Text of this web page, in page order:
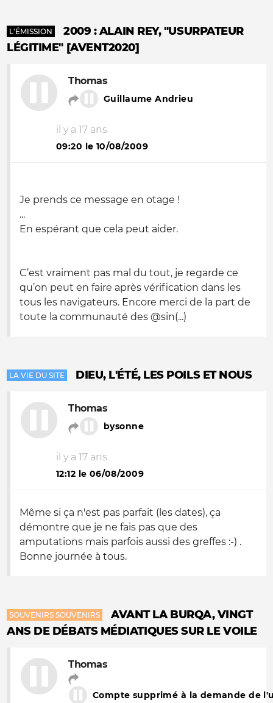
L'ÉMISSION
2009 : ALAIN REY, "USURPATEUR
LÉGITIME" [AVENT2020]
Thomas
Guillaume Andrieu
il y a 17 ans
09:20 le 10/08/2009
Je prends ce message en otage !
...
En espérant que cela peut aider.
C’est vraiment pas mal du tout, je regarde ce
qu’on peut en faire après vérification dans les
tous les navigateurs. Encore merci de la part de
toute la communauté des @sin(...)
LA VIE DU SITE DIEU, L'ÉTÉ, LES POILS ET NOUS
Thomas
bysonne
il y a 17 ans
12:12 le 06/08/2009
Même si ça n'est pas parfait (les dates), ça
démontre que je ne fais pas que des
amputations mais parfois aussi des greffes :-) .
Bonne journée à tous.
SOUVENIRS SOUVENIRS
AVANT LA BURQA, VINGT
ANS DE DÉBATS MÉDIATIQUES SUR LE VOILE
Thomas
Compte supprimé à la demande de